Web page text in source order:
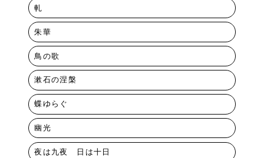
軋
朱華
鳥の歌
漱石の涅槃
蝶ゆらぐ
幽光
夜は九夜 日は十日